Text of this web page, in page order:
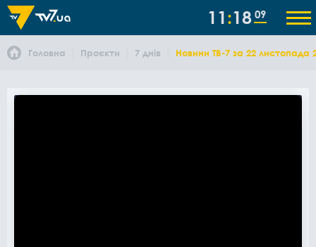
11 18 09
Головна Проєкти 7 днів Новини ТВ-7 за 22 листопада